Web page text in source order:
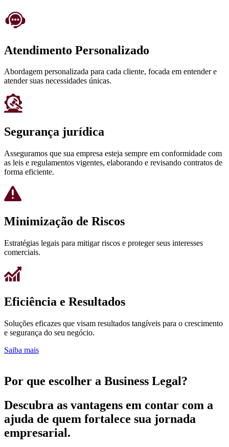
Atendimento Personalizado
Abordagem personalizada para cada cliente, focada em entender e
atender suas necessidades únicas.
Segurança jurídica
Asseguramos que sua empresa esteja sempre em conformidade com
as leis e regulamentos vigentes, elaborando e revisando contratos de
forma eficiente.
Minimização de Riscos
Estratégias legais para mitigar riscos e proteger seus interesses
comerciais.
Eficiência e Resultados
Soluções eficazes que visam resultados tangíveis para o crescimento
e segurança do seu negócio.
Saiba mais
Por que escolher a Business Legal?
Descubra as vantagens em contar com a
ajuda de quem fortalece sua jornada
empresarial.